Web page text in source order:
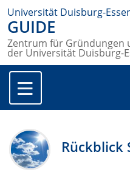
Universität Duisburg-
GUIDE
Zentrum für Gründungen
der Universität Duisburg-
Rückblick